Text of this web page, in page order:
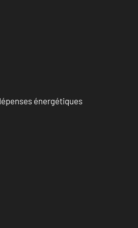
énergétiques